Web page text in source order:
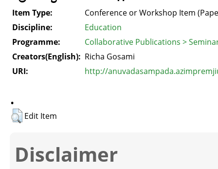
Item Type:
Conference or Workshop Item
Discipline:
Education
Programme:
Collaborative Publications >
Creators(English): Richa Gosami
URI:
http://
.
Edit Item
Disclaimer